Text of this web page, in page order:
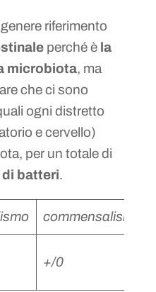
riferimento
perché è la
microbiota, ma
che ci sono
ogni distretto
e cervello)
per un totale di
batteri.
commensalismo
+/0